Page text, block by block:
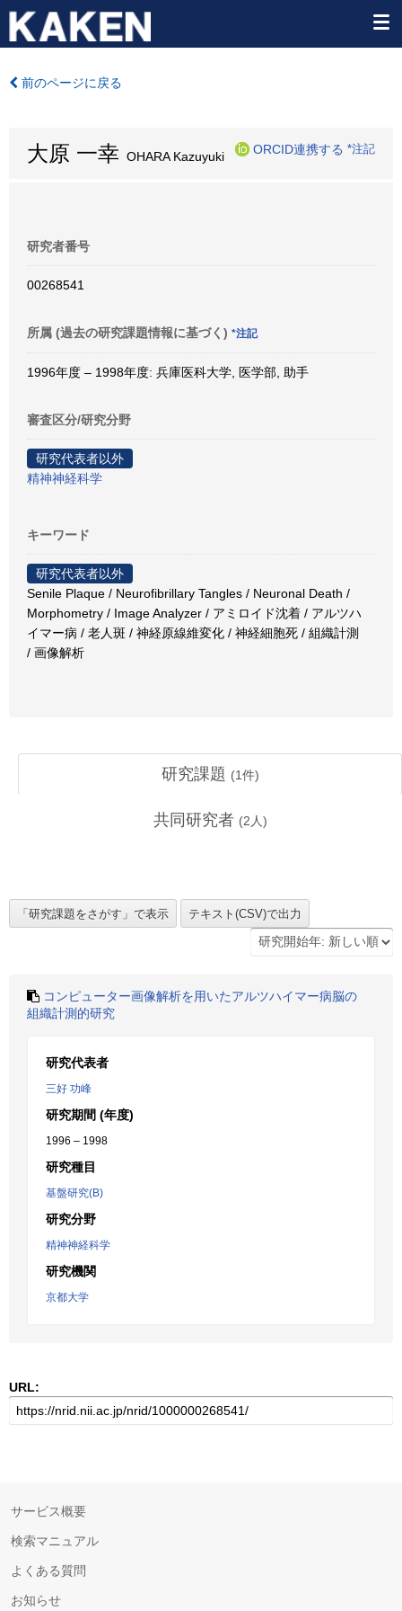
前のページに戻る
大原 一幸 OHARA Kazuyuki
ORCID連携する *注記
研究者番号
00268541
所属 (過去の研究課題情報に基づく) *注記
1996年度 – 1998年度: 兵庫医科大学, 医学部, 助手
審査区分/研究分野
研究代表者以外
精神神経科学
キーワード
研究代表者以外
Senile Plaque / Neurofibrillary Tangles / Neuronal Death /
Morphometry / Image Analyzer / アミロイド沈着 / アルツハ
イマー病 / 老人斑 / 神経原線維変化 / 神経細胞死 / 組織計測
/ 画像解析
研究課題 (1件)
共同研究者 (2 人)
コンピューター画像解析を用いたアルツハイマー病脳の
組織計測的研究
研究代表者
三好 功峰
研究期間 (年度)
1996 – 1998
研究種目
基盤研究(B)
研究分野
精神神経科学
研究機関
京都大学
URL:
サービス概要
検索マニュアル
よくある質問
お知らせ